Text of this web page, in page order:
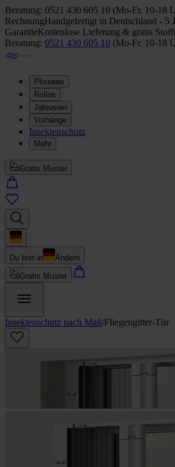
Beratung: 0521 430 605 10 (Mo-Fr. 10-18
RechnungHandgefertigt in Deutschland - 5
GarantieKostenlose Lieferung & gratis
Beratung: 0521 430 605 10 (Mo-Fr. 10-18
Plissees
Rollos
Jalousien
Vorhänge
Insektenschutz
Mehr
Gratis Muster
Du bist in
Ändern
Gratis Muster
Insektenschutz nach Maß/Fliegengitter-Tür